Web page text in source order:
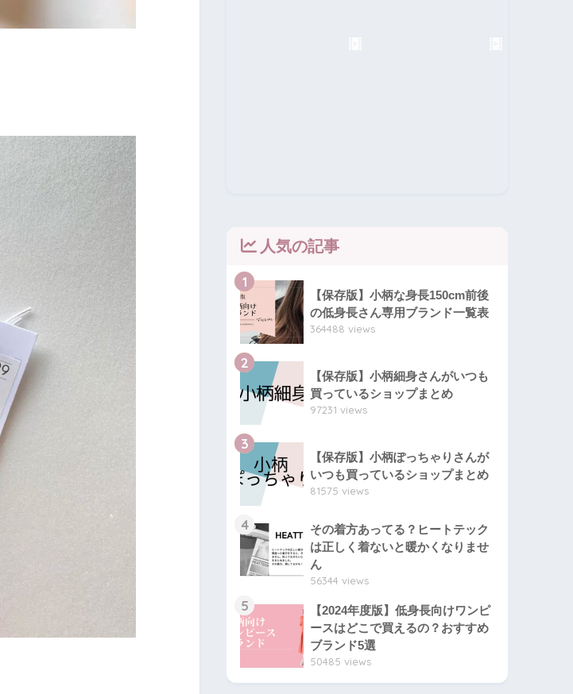
人気の記事
1
【保存版】小柄な身長150cm前後
の低身長さん専用ブランド一覧表
364488 views
2
【保存版】小柄細身さんがいつも
買っているショップまとめ
97231 views
3
【保存版】小柄ぽっちゃりさんが
いつも買っているショップまとめ
81575 views
4
その着方あってる？ヒートテック
は正しく着ないと暖かくなりませ
ん
56344 views
5
【2024年度版】低身長向けワンピ
ースはどこで買えるの？おすすめ
ブランド5選
50485 views